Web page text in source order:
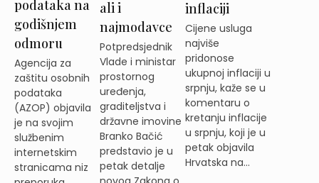
podataka na
godišnjem
odmoru
Agencija za
zaštitu osobnih
podataka
(AZOP) objavila
je na svojim
službenim
internetskim
stranicama niz
ali i
najmodavce
Potpredsjednik
Vlade i ministar
prostornog
uređenja,
graditeljstva i
državne imovine
Branko Bačić
predstavio je u
petak detalje
inflaciji
Cijene usluga
najviše
pridonose
ukupnoj inflaciji u
srpnju, kaže se u
komentaru o
kretanju inflacije
u srpnju, koji je u
petak objavila
Hrvatska na...